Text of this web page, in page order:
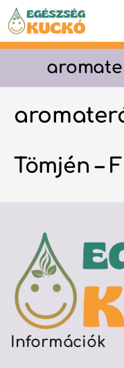
Kilépés
tartalomba
Tömjén –
Információk